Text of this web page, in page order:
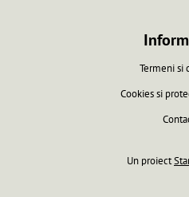
Termeni si
Cookies si
Un proiect